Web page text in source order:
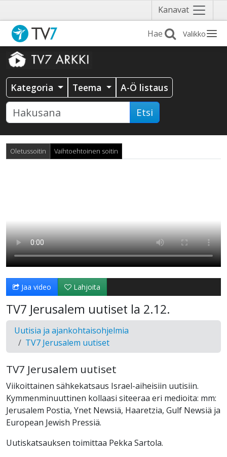
Kanavat Näytä
valikko
Valikko
Kategoria Teema A-Ö listaus
Etsi
Oletussoitin Vaihtoehtoinen soitin
Jaa video Lahjoita
TV7 Jerusalem uutiset la 2.12.
Uutisia ja ajankohtaisohjelmia
TV7 Jerusalem uutiset
TV7 Jerusalem uutiset
Viikoittainen sähkekatsaus Israel-aiheisiin uutisiin.
Kymmenminuuttinen kollaasi siteeraa eri medioita: mm:
Jerusalem Postia, Ynet Newsiä, Haaretzia, Gulf Newsiä ja
European Jewish Pressiä.
Uutiskatsauksen toimittaa Pekka Sartola.